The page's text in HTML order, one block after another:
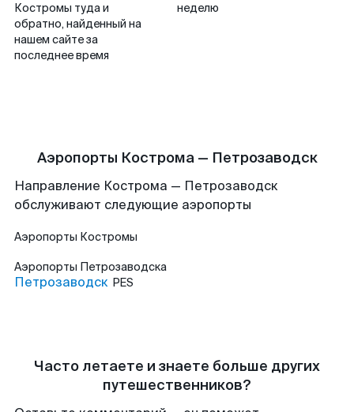
Костромы туда и
обратно, найденный на
нашем сайте за
последнее время
неделю
Аэропорты Кострома — Петрозаводск
Направление Кострома — Петрозаводск
обслуживают следующие аэропорты
Аэропорты Костромы
Аэропорты Петрозаводска
Петрозаводск PES
Часто летаете и знаете больше других
путешественников?